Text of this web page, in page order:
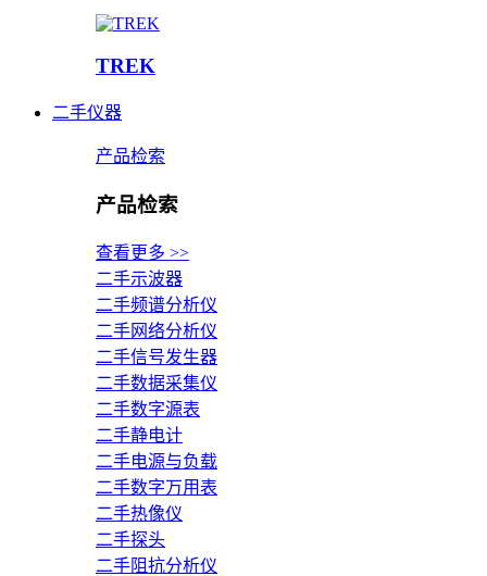
TREK
二手仪器
产品检索
产品检索
查看更多 >>
二手示波器
二手频谱分析仪
二手网络分析仪
二手信号发生器
二手数据采集仪
二手数字源表
二手静电计
二手电源与负载
二手数字万用表
二手热像仪
二手探头
二手阻抗分析仪